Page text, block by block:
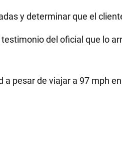
y determinar que el
del oficial que lo
pesar de viajar a 97 mph